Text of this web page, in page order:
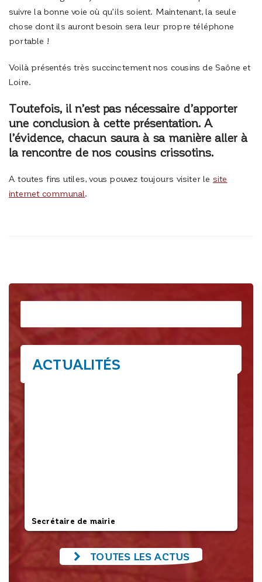
suivre la bonne voie où qu’ils soient. Maintenant, la seule
chose dont ils auront besoin sera leur propre téléphone
portable !
Voilà présentés très succinctement nos cousins de Saône et
Loire.
Toutefois, il n’est pas nécessaire d’apporter
une conclusion à cette présentation. A
l’évidence, chacun saura à sa manière aller à
la rencontre de nos cousins crissotins.
A toutes fins utiles, vous pouvez toujours visiter le site
internet communal.
ACTUALITÉS
Secrétaire de mairie
TOUTES LES ACTUS